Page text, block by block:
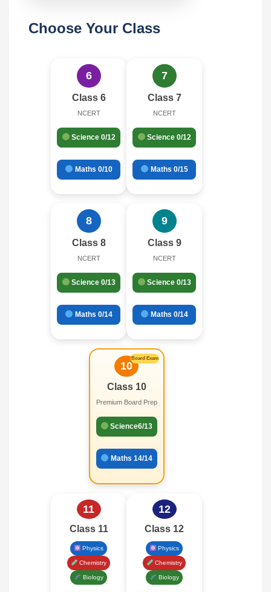
Choose Your Class
6
Class 6
NCERT
Science 0/12
Maths 0/10
7
Class 7
NCERT
Science 0/12
Maths 0/15
8
Class 8
NCERT
Science 0/13
Maths 0/14
9
Class 9
NCERT
Science 0/13
Maths 0/14
Board Exam
10
Class 10
Premium Board Prep
Science6/13
Maths 14/14
11
Class 11
Physics
Chemistry
Biology
12
Class 12
Physics
Chemistry
Biology